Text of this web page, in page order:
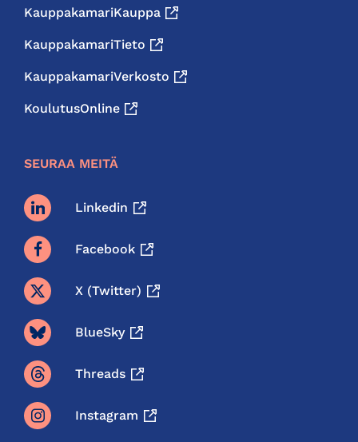
KauppakamariKauppa
KauppakamariTieto
KauppakamariVerkosto
KoulutusOnline
SEURAA MEITÄ
Linkedin
Facebook
X (twitter)
BlueSky
Threads
Instagram